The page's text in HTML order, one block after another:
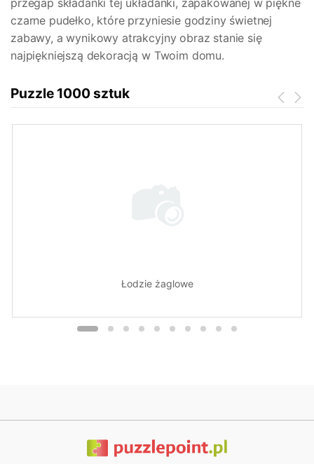
przegap składanki tej układanki, zapakowanej w piękne
czarne pudełko, które przyniesie godziny świetnej
zabawy, a wynikowy atrakcyjny obraz stanie się
najpiękniejszą dekoracją w Twoim domu.
Puzzle 1000 sztuk
Łodzie żaglowe